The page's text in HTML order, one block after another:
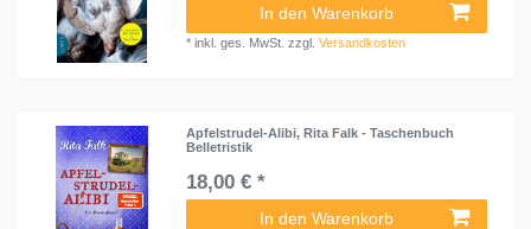
In den Warenkorb
*inkl. ges. MwSt. zzgl.Versandkosten
Apfelstrudel-Alibi, Rita Falk - Taschenbuch
Belletristik
18,00 € *
In den Warenkorb